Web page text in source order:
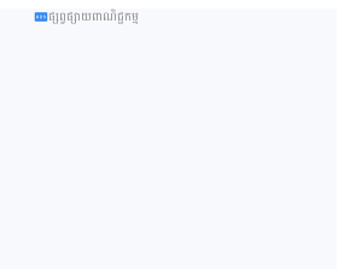
ផ្សព្វផ្សាយពាណិជ្ជកម្ម